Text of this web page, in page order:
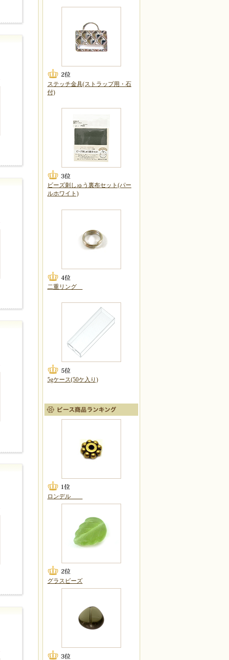
ステッチ金具(ストラップ用・石
付)
ビーズ刺しゅう裏布セット(パー
ルホワイト)
二重リング
5gケース(50ケ入り)
ロンデル
グラスビーズ